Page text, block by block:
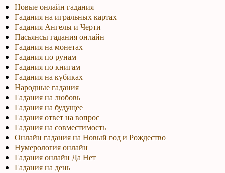
Новые онлайн гадания
Гадания на игральных картах
Гадания Ангелы и Черти
Пасьянсы гадания онлайн
Гадания на монетах
Гадания по рунам
Гадания по книгам
Гадания на кубиках
Народные гадания
Гадания на любовь
Гадания на будущее
Гадания ответ на вопрос
Гадания на совместимость
Онлайн гадания на Новый год и Рождество
Нумерология онлайн
Гадания онлайн Да Нет
Гадания на день